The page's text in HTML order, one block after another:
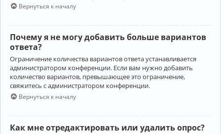
Вернуться к началу
Почему я не могу добавить больше вариантов
ответа?
Ограничение количества вариантов ответа устанавливается
администратором конференции. Если вам нужно добавить
количество вариантов, превышающее это ограничение,
свяжитесь с администратором конференции.
Вернуться к началу
Как мне отредактировать или удалить опрос?